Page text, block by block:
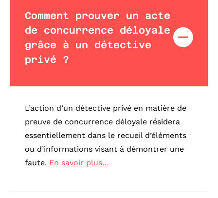
Comment prouver un acte
de concurrence déloyale
grâce à un détective
privé ?
L’action d’un détective privé en matière de
preuve de concurrence déloyale résidera
essentiellement dans le recueil d’éléments
ou d’informations visant à démontrer une
faute. En savoir plus…